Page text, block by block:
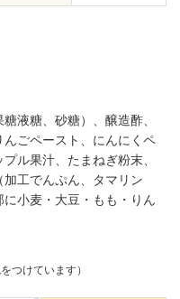
液糖、砂糖）、醸造酢、
ごペースト、にんにくペ
ル果汁、たまねぎ粉末、
工でんぷん、タマリン
に小麦・大豆・もも・りん
つけています）